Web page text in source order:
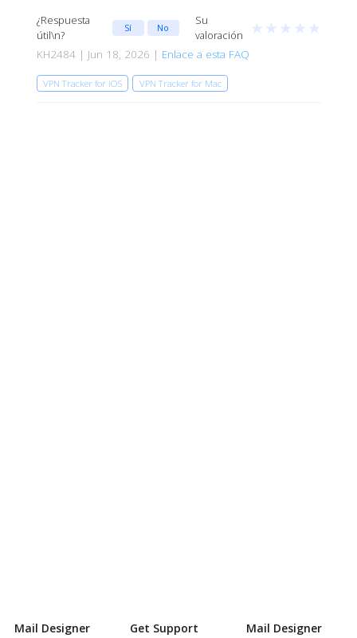
¿Respuesta
útil\n?
Sí No
Su
valoración
★ ★ ★ ★ ★
KH2484 | Jun 18, 2026 | Enlace a esta FAQ
VPN Tracker for iOS VPN Tracker for Mac
Mail Designer
Get Support
Mail Designer